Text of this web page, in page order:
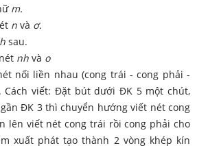
m.
n và ơ.
h sau.
nh và o
nối liền nhau (cong trái - cong phải -
Cách viết: Đặt bút dưới ĐK 5 một chút,
ĐK 3 thì chuyển hướng viết nét cong
lên viết nét cong trái rồi cong phải cho
xuất phát tạo thành 2 vòng khép kín